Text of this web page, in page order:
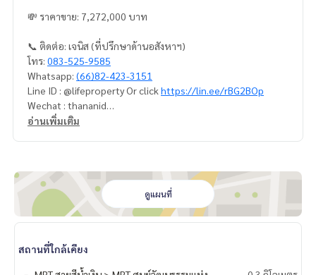
💸 ราคาขาย: 7,272,000 บาท
📞 ติดต่อ: เจนิส (ที่ปรึกษาด้านอสังหาฯ)
โทร: 083-525-9585
Whatsapp: (66)82-423-3151
Line ID : @lifeproperty Or click https://lin.ee/rBG2BOp
Wechat : thananid
อีเมล:lifeproperty.bkk@gmail.com
สังหาริมทรัพย์ในกรุงเทพฯ
เรามีทีมงานพร้อมให้คำปรึกษาและช่วยหาสถานที่ที่เหมาะสมที่สุด
ให้คุณ ฟรี!
#เช่าคอนโด #คอนโดให้เช่า #คอนโดติดรถไฟฟ้า #เอเจนท์คอนโ
ด #คอนโดติดbts #คอนโดใกล้รถไฟฟ้า #condoforrentbangko
อ่านเพิ่มเติม
ดูแผนที่
สถานที่ใกล้เคียง